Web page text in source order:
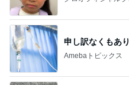
申し訳なくもあ
Amebaトピックス